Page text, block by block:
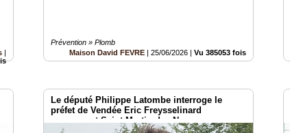
|
Prévention » Plomb
Maison David FEVRE |25/06/2026 |Vu 385053 fois
Le député Philippe Latombe interroge le
préfet de Vendée Eric Freysselinard
concernant Saint-Martin-des-Noyers